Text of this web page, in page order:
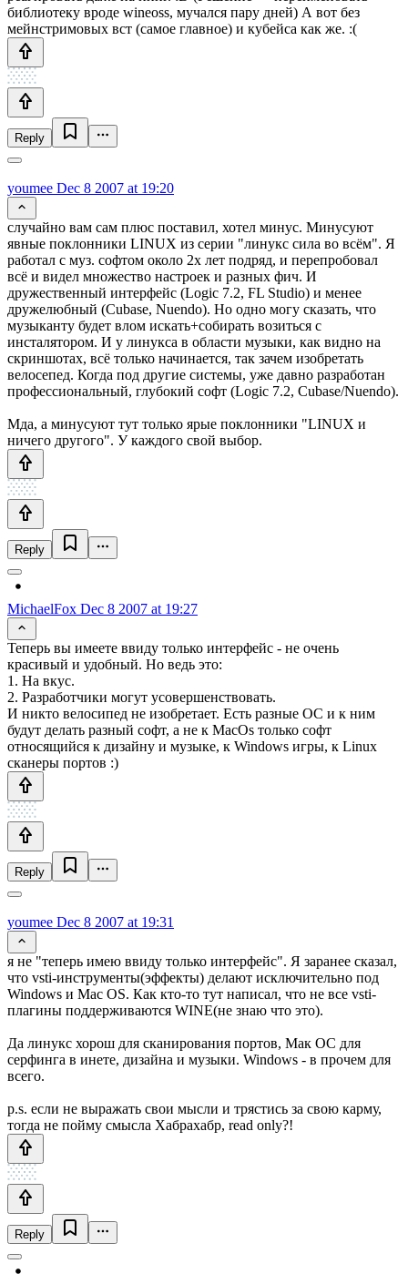
библиотеку вроде wineoss, мучался пару дней) А вот без
мейнстримовых вст (самое главное) и кубейса как же. :(
Reply
youmee Dec 8 2007 at 19:20
случайно вам сам плюс поставил, хотел минус. Минусуют
явные поклонники LINUX из серии "линукс сила во всём". Я
работал с муз. софтом около 2х лет подряд, и перепробовал
всё и видел множество настроек и разных фич. И
дружественный интерфейс (Logic 7.2, FL Studio) и менее
дружелюбный (Cubase, Nuendo). Но одно могу сказать, что
музыканту будет влом искать+собирать возиться с
инсталятором. И у линукса в области музыки, как видно на
скриншотах, всё только начинается, так зачем изобретать
велосепед. Когда под другие системы, уже давно разработан
профессиональный, глубокий софт (Logic 7.2, Cubase/Nuendo).
Мда, а минусуют тут только ярые поклонники "LINUX и
ничего другого". У каждого свой выбор.
Reply
MichaelFox Dec 8 2007 at 19:27
Теперь вы имеете ввиду только интерфейс - не очень
красивый и удобный. Но ведь это:
1. На вкус.
2. Разработчики могут усовершенствовать.
И никто велосипед не изобретает. Есть разные ОС и к ним
будут делать разный софт, а не к MacOs только софт
относящийся к дизайну и музыке, к Windows игры, к Linux
сканеры портов :)
Reply
youmee Dec 8 2007 at 19:31
я не "теперь имею ввиду только интерфейс". Я заранее сказал,
что vsti-инструменты(эффекты) делают исключительно под
Windows и Mac OS. Как кто-то тут написал, что не все vsti-
плагины поддерживаются WINE(не знаю что это).
Да линукс хорош для сканирования портов, Мак ОС для
серфинга в инете, дизайна и музыки. Windows - в прочем для
всего.
p.s. если не выражать свои мысли и трястись за свою карму,
тогда не пойму смысла Хабрахабр, read only?!
Reply